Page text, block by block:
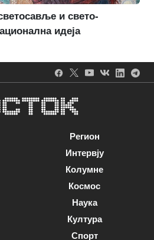
и свето-
идеја
Регион
Интервју
Колумне
Космос
Наука
Култура
Спорт